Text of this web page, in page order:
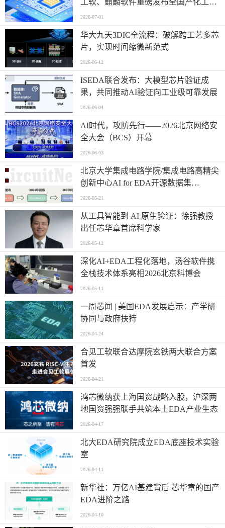
工软、麒麟软件重磅发布全国产化工业
设计一体机方案
2026-07-01
华大九天3DIC全流程：破解跨工艺多芯
片，实现时间缩微新范式
2026-06-12
ISEDA联合发布：大模型芯片验证成
果，共同推动AI验证向工业级可靠发展
2026-06-04
AI时代，攻防先行——2026北京网络安
全大会（BCS）开幕
2026-06-03
北京大学集成电路学院/集成电路高精尖
创新中心AI for EDA开源数据集
CircuitNet升级3.0版本
2026-05-21
从工具智能到 AI 原生验证：徐强教授
出任芯华章首席科学家
2026-05-12
深化AI+EDA工程化落地，汤谷软件携
全栈技术体系亮相2026北京科博会
2026-05-11
一周芯闻 | 美国EDA发展启示：产学研
协同与政府扶持
2026-04-24
合见工软联合达摩院玄铁两大联合方案
首发
2026-04-21
鸿芯微纳获上海国资战略入股，沪深两
地国资强强联手共筑本土EDA产业生态
2026-04-17
北大EDA研究院成立EDA底座技术实验
室
2026-04-11
新华社：万亿AI基建背后 芯华章的国产
EDA进阶之路
2026-04-10